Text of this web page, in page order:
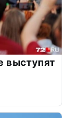
выступят